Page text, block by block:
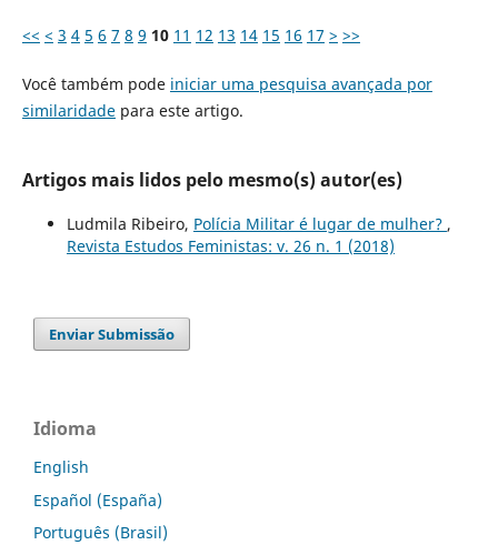
<< < 3 4 5 6 7 8 9 10 11 12 13 14 15 16 17 > >>
Você também pode iniciar uma pesquisa avançada por
similaridadepara este artigo.
Artigos mais lidos pelo mesmo(s) autor(es)
Ludmila Ribeiro, Polícia Militar é lugar de mulher? ,
Revista Estudos Feministas: v. 26 n. 1 (2018)
Enviar Submissão
Idioma
English
Español (España)
Português (Brasil)